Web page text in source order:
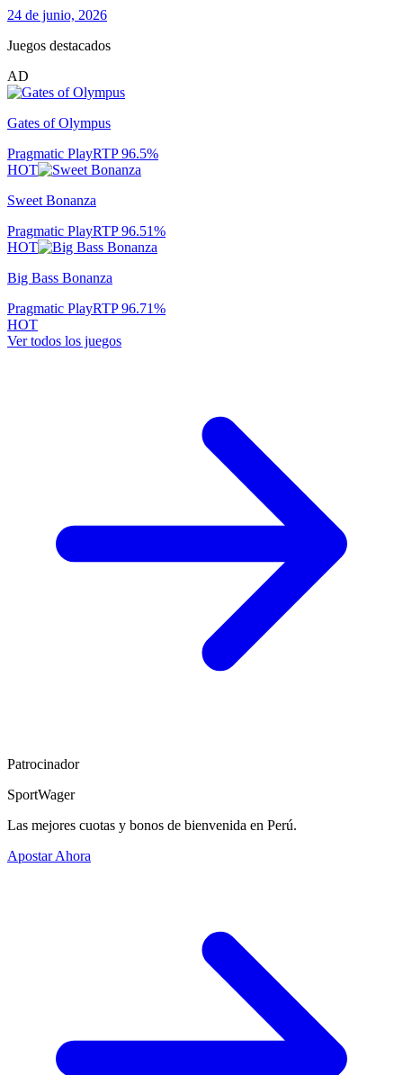
24 de junio, 2026
Juegos destacados
AD
Gates of Olympus
Pragmatic PlayRTP96.5%
HOT
Sweet Bonanza
Pragmatic PlayRTP96.51%
HOT
Big Bass Bonanza
Pragmatic PlayRTP96.71%
HOT
Ver todos los juegos
Patrocinador
SportWager
Las mejores cuotas y bonos de bienvenida en Perú.
Apostar Ahora